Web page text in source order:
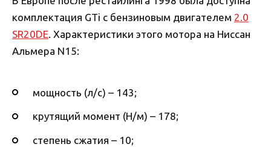
комплектация GTi с бензиновым двигателем 2.0
SR20DE . Характеристики этого мотора на Ниссан
Альмера N15:
мощность (л/с) – 143;
крутящий момент (Н/м) – 178;
степень сжатия – 10;